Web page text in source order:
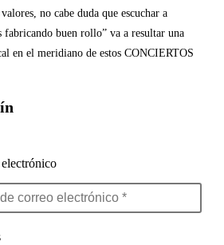
no cabe duda que escuchar a
fabricando buen rollo” va a resultar una
en el meridiano de estos CONCIERTOS